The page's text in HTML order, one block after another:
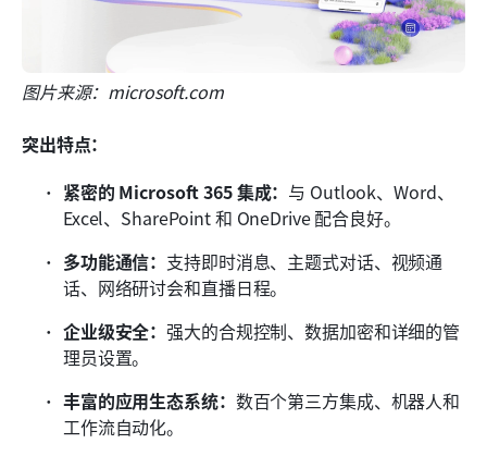
图片来源：microsoft.com
突出特点：
紧密的 Microsoft 365 集成： 与 Outlook、Word、
Excel、SharePoint 和 OneDrive 配合良好。
多功能通信： 支持即时消息、主题式对话、视频通
话、网络研讨会和直播日程。
企业级安全：强大的合规控制、数据加密和详细的管
理员设置。
丰富的应用生态系统： 数百个第三方集成、机器人和
工作流自动化。